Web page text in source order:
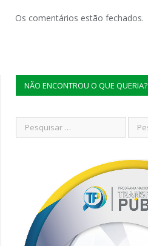
Os comentários estão fechados.
NÃO ENCONTROU O QUE QUERIA?